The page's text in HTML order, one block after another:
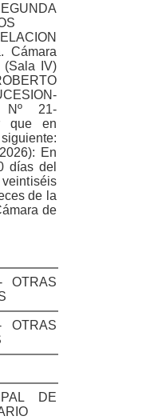
Cámara
(Sala IV)
Nº 21-
que en
En
días del
de la
de
OTRAS
OTRAS
DE